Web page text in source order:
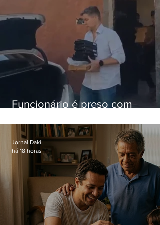
Funcionário é preso com
Hospital do Andaraí
Jornal Daki
há 18 horas